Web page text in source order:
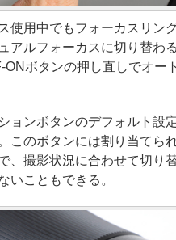
使用中でもフォーカスリン
アルフォーカスに切り替わ
ONボタンの押し直しでオー
ョンボタンのデフォルト設
このボタンには割り当てら
、撮影状況に合わせて切り替
いこともできる。